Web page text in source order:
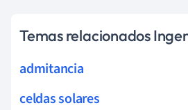
Temas relacionados
admitancia
celdas solares